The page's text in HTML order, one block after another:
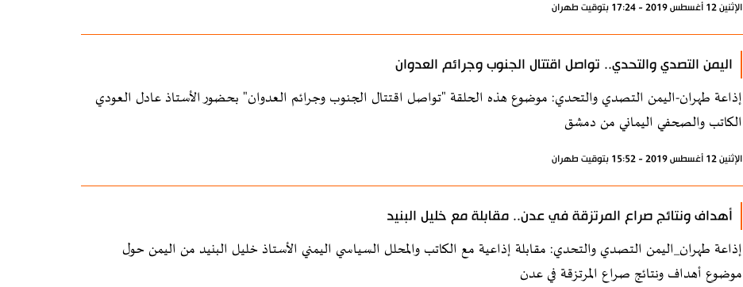
الإثنين 12 أغسطس 2019 - 17:24 بتوقيت طهران
اليمن التصدي والتحدي.. تواصل اقتتال الجنوب وجرائم العدوان
إذاعة طهران-اليمن التصدي والتحدي: موضوع هذه الحلقة "تواصل اقتتال الجنوب وجرائم العدوان" بحضور الأستاذ عادل العودي
الكاتب والصحفي اليماني من دمشق
الإثنين 12 أغسطس 2019 - 15:52 بتوقيت طهران
أهداف ونتائج صراع المرتزقة في عدن.. مقابلة مع خليل البنيد
إذاعة طهران_اليمن التصدي والتحدي: مقابلة إذاعية مع الكاتب والمحلل السياسي اليمني الأستاذ خليل البنيد من اليمن حول
موضوع أهداف ونتائج صراع المرتزقة في عدن